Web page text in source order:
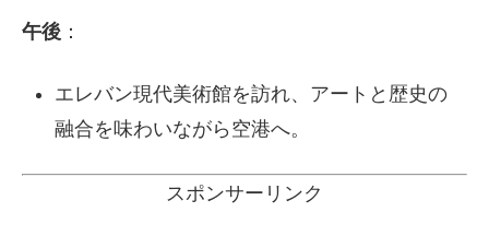
午後 ：
エレバン現代美術館を訪れ、アートと歴史の
融合を味わいながら空港へ。
スポンサーリンク